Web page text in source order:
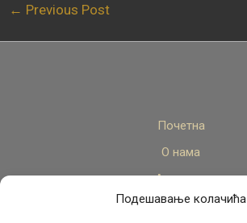
Подешавање колачића
← Previous Post
Почетна
О нама
Актуелно
Стручни кадар